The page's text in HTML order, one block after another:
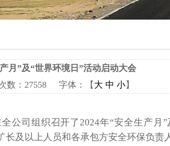
月”及“世界环境日”活动启动大会
： 27558 字体：【 大 中 小】
公司组织召开了2024年“安全生产月”
及以上人员和各承包方安全环保负责